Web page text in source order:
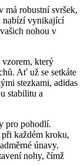
má robustní svršek,
nabízí vynikající
nohou v
který
Ať už se setkáte
stezkami, adidas
stabilitu a
pro pohodlí.
každém kroku,
únavy.
nohy, čímž